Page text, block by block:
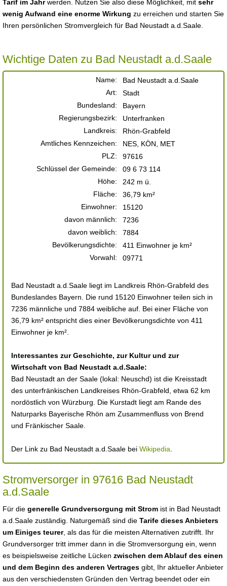
Tarif im Jahrwerden. Nutzen Sie also diese Möglichkeit, mit sehr
wenig Aufwand eine enorme Wirkung zu erreichen und starten Sie
Ihren persönlichen Stromvergleich für Bad Neustadt a.d.Saale.
Wichtige Daten zu Bad Neustadt a.d.Saale
Name:
Bad Neustadt a.d.Saale
Art:
Stadt
Bundesland:
Bayern
Regierungsbezirk:
Unterfranken
Landkreis:
Rhön-Grabfeld
Amtliches Kennzeichen:
NES, KÖN, MET
PLZ:
97616
Schlüssel der Gemeinde:
09 6 73 114
Höhe:
242 m ü.
Fläche:
36,79 km²
Einwohner:
15120
davon männlich:
7236
davon weiblich:
7884
Bevölkerungsdichte:
411 Einwohner je km²
Vorwahl:
09771
Bad Neustadt a.d.Saale liegt im Landkreis Rhön-Grabfeld des
Bundeslandes Bayern. Die rund 15120 Einwohner teilen sich in
7236 männliche und 7884 weibliche auf. Bei einer Fläche von
36,79 km² entspricht dies einer Bevölkerungsdichte von 411
Einwohner je km².
Interessantes zur Geschichte, zur Kultur und zur
Wirtschaft von Bad Neustadt a.d.Saale:
Bad Neustadt an der Saale (lokal: Neuschd) ist die Kreisstadt
des unterfränkischen Landkreises Rhön-Grabfeld, etwa 62 km
nordöstlich von Würzburg. Die Kurstadt liegt am Rande des
Naturparks Bayerische Rhön am Zusammenfluss von Brend
und Fränkischer Saale.
Der Link zu Bad Neustadt a.d.Saale bei Wikipedia
Stromversorger in 97616 Bad Neustadt
a.d.Saale
Für die generelle Grundversorgung mit Strom ist in Bad Neustadt
a.d.Saale zuständig. Naturgemäß sind die Tarife dieses Anbieters
um Einiges teurer, als das für die meisten Alternativen zutrifft. Ihr
Grundversorger tritt immer dann in die Stromversorgung ein, wenn
es beispielsweise zeitliche Lücken zwischen dem Ablauf des einen
und dem Beginn des anderen Vertrages gibt, Ihr aktueller Anbieter
aus den verschiedensten Gründen den Vertrag beendet oder ein